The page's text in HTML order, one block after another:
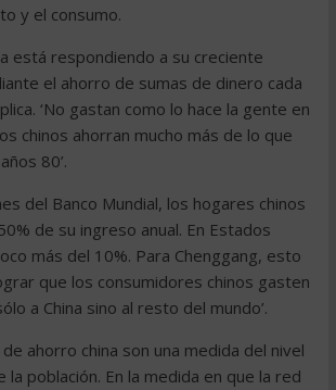
y el consumo.
está respondiendo a su creciente
el ahorro de sumas de dinero cada
‘No gastan como lo hace la gente en
chinos ahorran mucho más de lo que
80’.
del Banco Mundial, los hogares chinos
de su ingreso anual. En Estados
más del 10%. Para Chenggang, esto
que los consumidores chinos gasten
a China sino al resto del mundo’.
ahorro china son una medida del nivel
la población. En la medida en que la red